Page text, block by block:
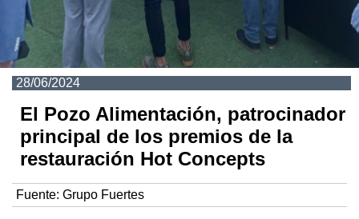
28/06/2024
El Pozo Alimentación, patrocinador
principal de los premios de la
restauración Hot Concepts
Fuente: Grupo Fuertes